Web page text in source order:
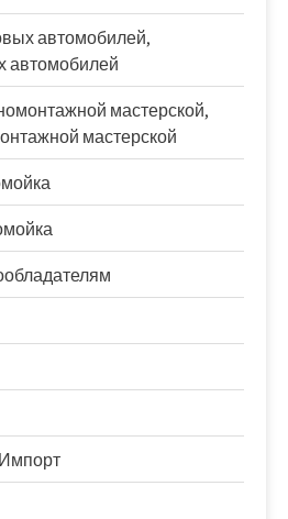
автомобилей,
автомобилей
мастерской,
мастерской